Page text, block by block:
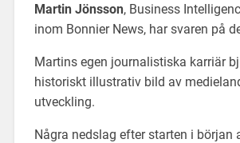
Martin Jönsson, Business
inom Bonnier News, har svaren på
Martins egen journalistiska karriär
historiskt illustrativ bild av
utveckling.
Några nedslag efter starten i början